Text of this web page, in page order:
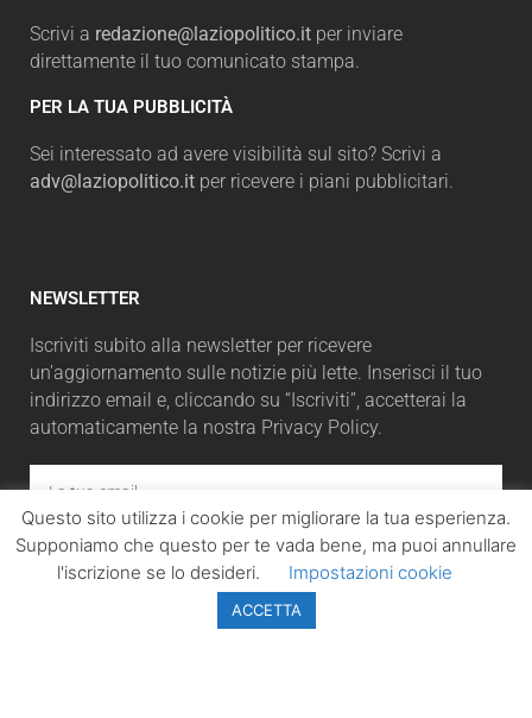
Scrivi a redazione@laziopolitico.it per inviare
direttamente il tuo comunicato stampa.
PER LA TUA PUBBLICITÀ
Sei interessato ad avere visibilità sul sito? Scrivi a
adv@laziopolitico.it per ricevere i piani pubblicitari.
NEWSLETTER
Iscriviti subito alla newsletter per ricevere
un'aggiornamento sulle notizie più lette. Inserisci il tuo
indirizzo email e, cliccando su “Iscriviti”, accetterai la
automaticamente la nostra Privacy Policy.
ISCRIVITI
Questo sito utilizza i cookie per migliorare la tua esperienza.
Supponiamo che questo per te vada bene, ma puoi annullare
l'iscrizione se lo desideri.
Impostazioni cookie
ACCETTA